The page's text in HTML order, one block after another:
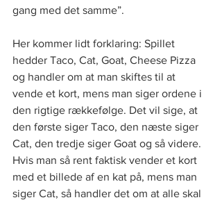
gang med det samme”.
Her kommer lidt forklaring: Spillet
hedder Taco, Cat, Goat, Cheese Pizza
og handler om at man skiftes til at
vende et kort, mens man siger ordene i
den rigtige rækkefølge. Det vil sige, at
den første siger Taco, den næste siger
Cat, den tredje siger Goat og så videre.
Hvis man så rent faktisk vender et kort
med et billede af en kat på, mens man
siger Cat, så handler det om at alle skal